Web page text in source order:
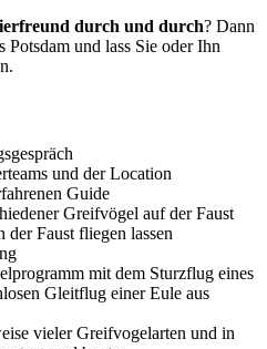
durch und durch? Dann
Potsdam und lass Sie oder Ihn
und der Location
Guide
Greifvögel auf der Faust
Faust fliegen lassen
mit dem Sturzflug eines
Gleitflug einer Eule aus
vieler Greifvogelarten und in